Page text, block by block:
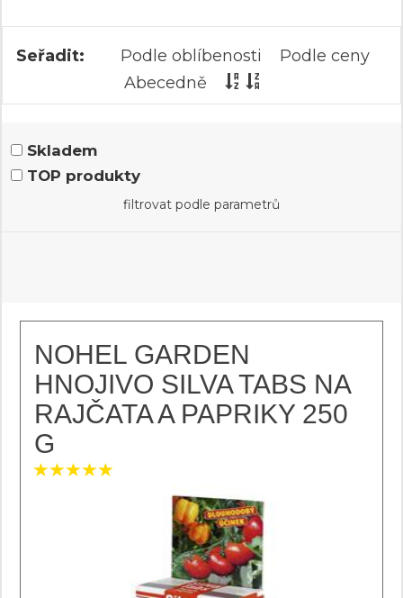
Seřadit: Podle oblíbenosti
Podle ceny
Abecedně
Skladem
TOP produkty
filtrovat podle parametrů
NOHEL GARDEN
HNOJIVO SILVA TABS NA
RAJČATA A PAPRIKY 250
G